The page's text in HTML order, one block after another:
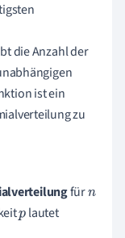
die Anzahl der
ist ein
zu
fürn
plautet